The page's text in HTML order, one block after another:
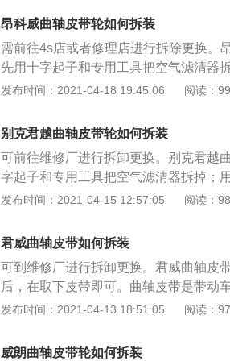
拆下曲轴位置传感器导线线束的夹箍。
底部的小孔里的飞轮；同时用工具松开
应该可以轻松取下。auto.china.com
昂科威曲轴皮带轮如何拆装
需前往4s店或者修理店进行拆除更换。
先用十字起子和专用工具把空气滤清器
用工具松开发电机支架的螺栓并松开发
部的小孔里的飞轮；同时用工具松开曲
该可以轻松取下。
发布时间：2021-04-18 19:45:06 阅读：
别克君越曲轴皮带轮如何拆装
可前往维修厂进行拆卸更换。别克君越
字起子和专用工具把空气滤清器拆掉；
松开发电机支架的螺栓并松开发电机，
孔里的飞轮；同时用工具松开曲轴皮带
轻松取下。
发布时间：2021-04-15 12:57:05 阅读：
君威曲轴皮带如何拆装
可到维修厂进行拆卸更换。君威曲轴皮
后，在取下皮带即可。曲轴皮带是带动
化会严重影响发动机的动力，需及时进
曲轴转到一缸上止点，将曲轴固定镙丝
发布时间：2021-04-13 18:51:05 阅读：
威朗曲轴皮带轮如何拆装